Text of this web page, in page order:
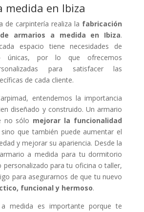
medida en Ibiza
de carpintería realiza la fabricación
armarios a medida en Ibiza.
espacio tiene necesidades de
únicas, por lo que ofrecemos
para satisfacer las
de cada cliente.
entendemos la importancia
diseñado y construido. Un armario
no sólo mejorar la funcionalidad
que también puede aumentar el
y mejorar su apariencia. Desde la
a medida para tu dormitorio
personalizado para tu oficina o taller,
para asegurarnos de que tu nuevo
funcional y hermoso.
a medida es importante porque te